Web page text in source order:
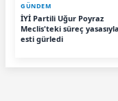
GÜNDEM
İYİ Partili Uğur Poyraz
Meclis'teki süreç
esti gürledi